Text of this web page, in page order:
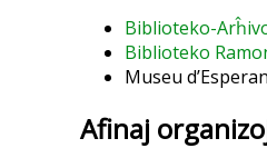
Biblioteko-
Biblioteko
Museu
Afinaj